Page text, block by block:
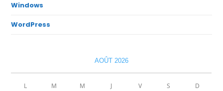
Windows
WordPress
AOÛT 2026
L M M J V S D